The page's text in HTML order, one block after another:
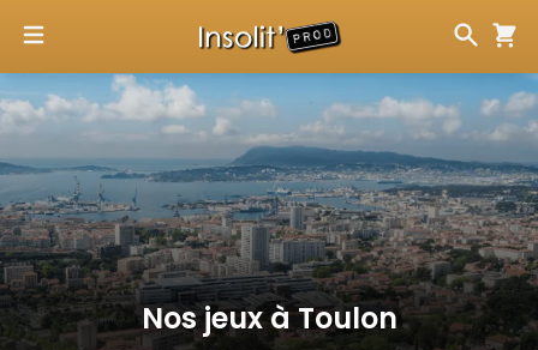
Nos jeux àToulon